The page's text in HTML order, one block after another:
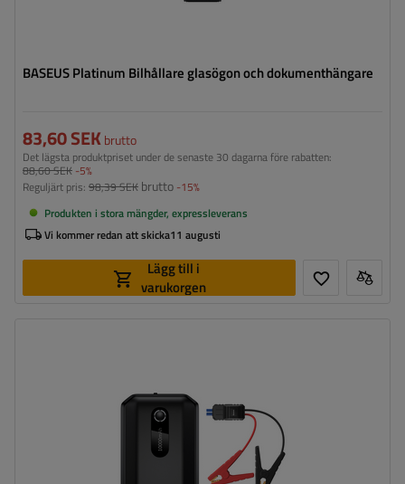
BASEUS Platinum Bilhållare glasögon och dokumenthängare
83,60 SEKbrutto
Det lägsta produktpriset under de senaste 30 dagarna före rabatten:
88,60 SEK -5%
Reguljärt pris: 98,39 SEK brutto -15%
Produkten i stora mängder, expressleverans
Vi kommer redan att skicka11 augusti
Lägg till i
varukorgen